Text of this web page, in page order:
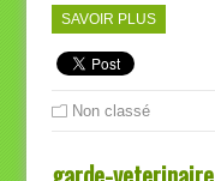
SAVOIR PLUS
Non classé